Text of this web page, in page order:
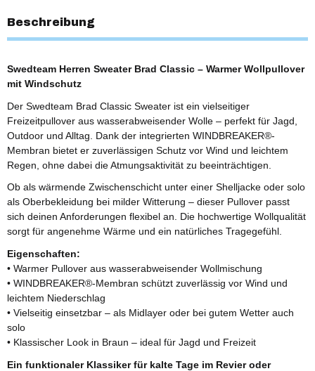
Beschreibung
Swedteam Herren Sweater Brad Classic – Warmer Wollpullover
mit Windschutz
Der Swedteam Brad Classic Sweater ist ein vielseitiger
Freizeitpullover aus wasserabweisender Wolle – perfekt für Jagd,
Outdoor und Alltag. Dank der integrierten WINDBREAKER®-
Membran bietet er zuverlässigen Schutz vor Wind und leichtem
Regen, ohne dabei die Atmungsaktivität zu beeinträchtigen.
Ob als wärmende Zwischenschicht unter einer Shelljacke oder solo
als Oberbekleidung bei milder Witterung – dieser Pullover passt
sich deinen Anforderungen flexibel an. Die hochwertige Wollqualität
sorgt für angenehme Wärme und ein natürliches Tragegefühl.
Eigenschaften:
• Warmer Pullover aus wasserabweisender Wollmischung
• WINDBREAKER®-Membran schützt zuverlässig vor Wind und
leichtem Niederschlag
• Vielseitig einsetzbar – als Midlayer oder bei gutem Wetter auch
solo
• Klassischer Look in Braun – ideal für Jagd und Freizeit
Ein funktionaler Klassiker für kalte Tage im Revier oder